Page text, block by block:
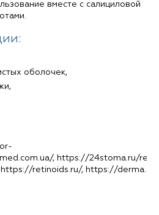
вместе с салициловой
оболочек,
, https://24stoma.ru/
https://retinoids.ru/, https://